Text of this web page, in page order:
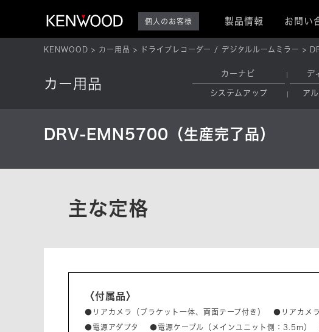
個人のお客様 製品情報 お問い
KENWOOD カー用品 ドライブレコーダー / デジタルルームミラー
カー用品
カーナビ デ
システムアップ ア
DRV-EMN5700（生産完了品）
主な定格
〈付属品〉
●リアカメラ（ブラケット一体、両面テープ付き） ●リアカメ
●電源アダプタ ●電源ケーブル（メインユニット側：3.5m）